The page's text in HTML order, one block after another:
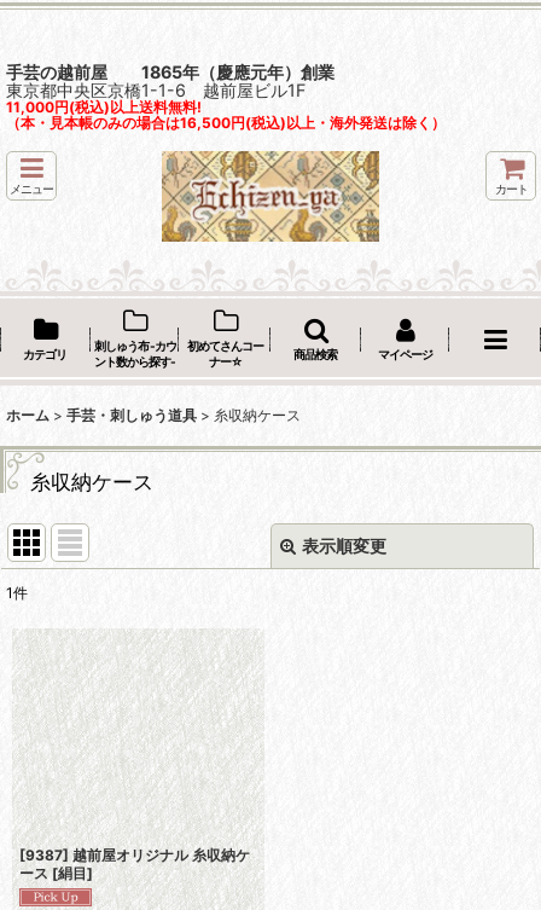
手芸の越前屋 1865年（慶應元年）創業
東京都中央区京橋1-1-6 越前屋ビル1F
11,000円(税込)以上送料無料!
（本・見本帳のみの場合は16,500円(税込)以上・海外発送は除く）
メニュー カート
カテゴリ
刺しゅう布 -カウ
ント数から探す-
初めてさんコー
ナー☆
商品検索 マイページ
ホーム > 手芸・刺しゅう道具 > 糸収納ケース
糸収納ケース
表示順変更
並び順 :
絞り込む
1件
[9387] 越前屋オリジナル 糸収納ケ
ース [絹目]